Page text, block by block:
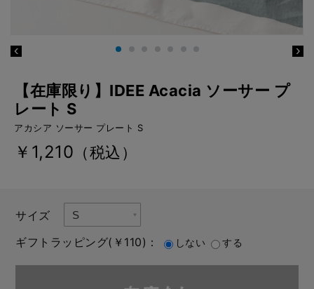
【在庫限り】IDEE Acacia ソーサー プ
レート S
アカシア ソーサー プレート S
￥1,210 （税込）
サイズ
ギフトラッピング(￥110)：
しない する